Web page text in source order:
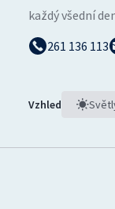
každý všední
261 136 113
Vzhled